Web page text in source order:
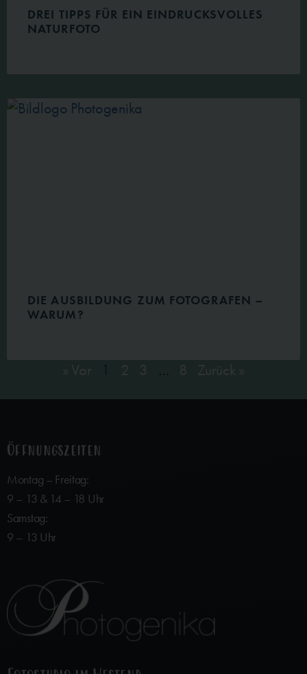
DREI TIPPS FÜR EIN EINDRUCKSVOLLES
NATURFOTO
DIE AUSBILDUNG ZUM FOTOGRAFEN –
WARUM?
» Vor 2 3 … 8 Zurück »
Öffnungszeiten
Montag – Freitag:
9 – 13 & 14 – 18 Uhr
Samstag:
9 – 13 Uhr